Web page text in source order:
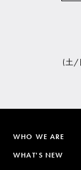
(土/
WHO WE ARE
WHAT'S NEW